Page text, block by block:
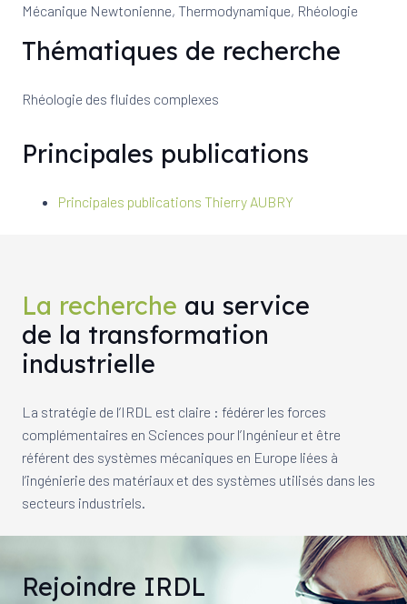
Mécanique Newtonienne, Thermodynamique, Rhéologie
Thématiques de recherche
Rhéologie des fluides complexes
Principales publications
Principales publications Thierry AUBRY
La recherche au service
de la transformation
industrielle
La stratégie de l’IRDL est claire : fédérer les forces
complémentaires en Sciences pour l’Ingénieur et être
référent des systèmes mécaniques en Europe liées à
l’ingénierie des matériaux et des systèmes utilisés dans les
secteurs industriels.
Rejoindre IRDL